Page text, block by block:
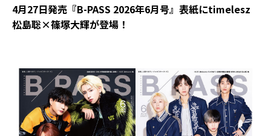
4月27日発売『B-PASS 2026年6月号』表紙にtimelesz
松島聡×篠塚大輝が登場！